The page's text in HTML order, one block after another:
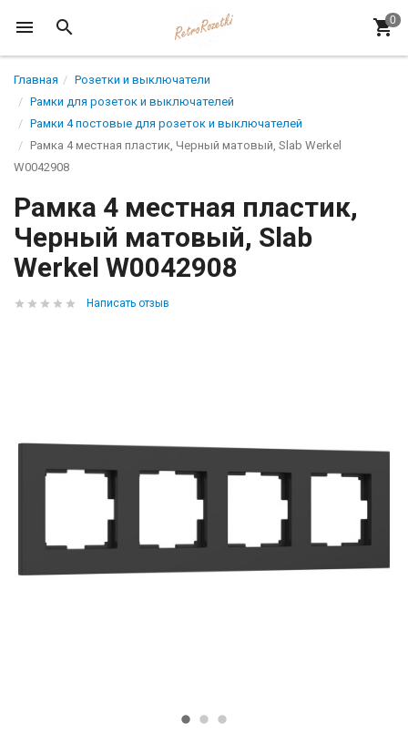
Главная
Розетки и выключатели
Рамки для розеток и выключателей
Рамки 4 постовые для розеток и выключателей
Рамка 4 местная пластик, Черный матовый, Slab Werkel
W0042908
Рамка 4 местная пластик,
Черный матовый, Slab
Werkel W0042908
Написать отзыв